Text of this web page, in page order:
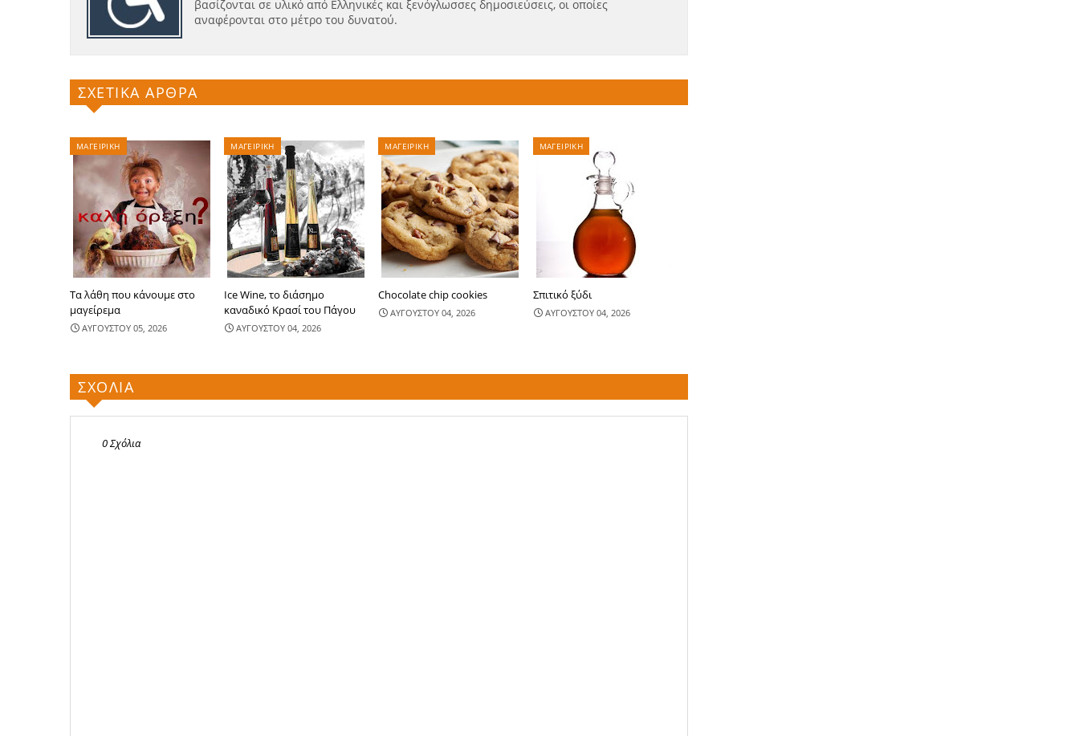
βασίζονται σε υλικό από Ελληνικές και ξενόγλωσσες δημοσιεύσεις, οι οποίες
αναφέρονται στο μέτρο του δυνατού.
ΣΧΕΤΙΚΑ ΑΡΘΡΑ
ΜΑΓΕΙΡΙΚΗ
Τα λάθη που κάνουμε στο
μαγείρεμα
ΑΥΓΟΥΣΤΟΥ 05, 2026
ΜΑΓΕΙΡΙΚΗ
Ice Wine, το διάσημο
καναδικό Κρασί του Πάγου
ΑΥΓΟΥΣΤΟΥ 04, 2026
ΜΑΓΕΙΡΙΚΗ
Chocolate chip cookies
ΑΥΓΟΥΣΤΟΥ 04, 2026
ΜΑΓΕΙΡΙΚΗ
Σπιτικό ξύδι
ΑΥΓΟΥΣΤΟΥ 04, 2026
ΣΧΟΛΙΑ
0 Σχόλια